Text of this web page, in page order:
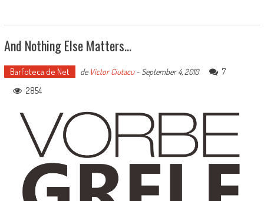
And Nothing Else Matters…
Barfoteca de Net de Victor Ciutacu- September 4, 2010
7
2854